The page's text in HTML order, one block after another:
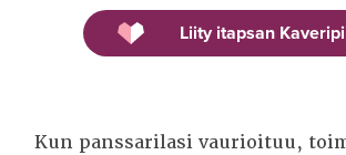
Liity itapsan
Kun panssarilasi vaurioituu,